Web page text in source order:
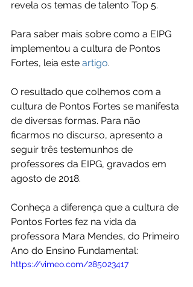
revela os temas de talento Top 5.
Para saber mais sobre como a EIPG
implementou a cultura de Pontos
Fortes, leia este artigo.
O resultado que colhemos com a
cultura de Pontos Fortes se manifesta
de diversas formas. Para não
ficarmos no discurso, apresento a
seguir três testemunhos de
professores da EIPG, gravados em
agosto de 2018.
Conheça a diferença que a cultura de
Pontos Fortes fez na vida da
professora Mara Mendes, do Primeiro
Ano do Ensino Fundamental:
https://vimeo.com/285023417